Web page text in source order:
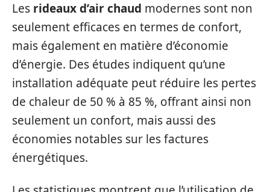
Les rideaux d’air chaud modernes sont non
seulement efficaces en termes de confort,
mais également en matière d’économie
d’énergie. Des études indiquent qu’une
installation adéquate peut réduire les pertes
de chaleur de 50 % à 85 %, offrant ainsi non
seulement un confort, mais aussi des
économies notables sur les factures
énergétiques.